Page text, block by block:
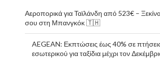
Αεροπορικά για Ταϊλάνδη από 523€ – Ξεκίνα
σου στη Μπανγκόκ 🇹🇭
AEGEAN: Εκπτώσεις έως 40% σε
εσωτερικού για ταξίδια μέχρι τον